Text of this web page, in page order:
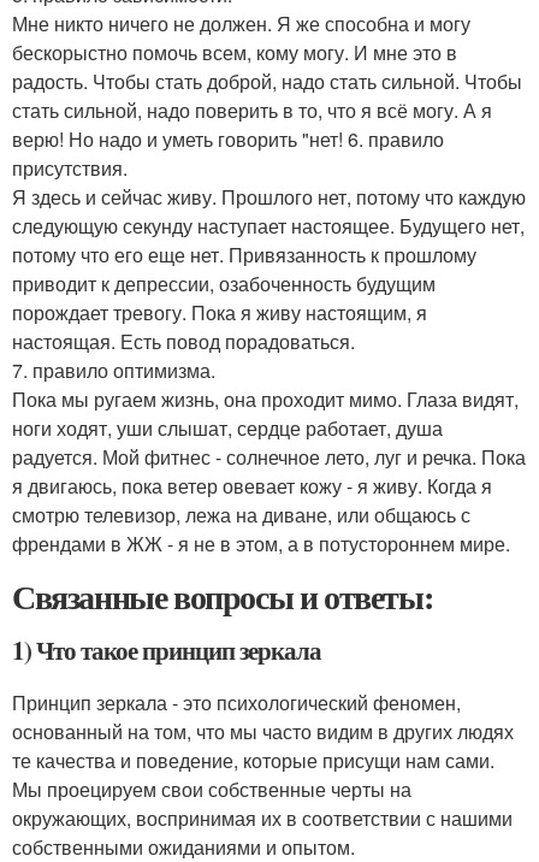
Мне никто ничего не должен. Я же способна и могу
бескорыстно помочь всем, кому могу. И мне это в
радость. Чтобы стать доброй, надо стать сильной. Чтобы
стать сильной, надо поверить в то, что я всё могу. А я
верю! Но надо и уметь говорить "нет! 6. правило
присутствия.
Я здесь и сейчас живу. Прошлого нет, потому что каждую
следующую секунду наступает настоящее. Будущего нет,
потому что его еще нет. Привязанность к прошлому
приводит к депрессии, озабоченность будущим
порождает тревогу. Пока я живу настоящим, я
настоящая. Есть повод порадоваться.
7. правило оптимизма.
Пока мы ругаем жизнь, она проходит мимо. Глаза видят,
ноги ходят, уши слышат, сердце работает, душа
радуется. Мой фитнес - солнечное лето, луг и речка. Пока
я двигаюсь, пока ветер овевает кожу - я живу. Когда я
смотрю телевизор, лежа на диване, или общаюсь с
френдами в ЖЖ - я не в этом, а в потустороннем мире.
Связанные вопросы и ответы:
1) Что такое принцип зеркала
Принцип зеркала - это психологический феномен,
основанный на том, что мы часто видим в других людях
те качества и поведение, которые присущи нам сами.
Мы проецируем свои собственные черты на
окружающих, воспринимая их в соответствии с нашими
собственными ожиданиями и опытом.